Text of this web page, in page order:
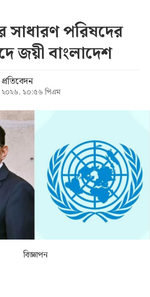
সাধারণ পরিষদের
জয়ী বাংলাদেশ
২০২৬, ১০:৫৬ পিএম
বিজ্ঞাপন